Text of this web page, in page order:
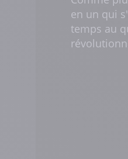
en un qui
temps au